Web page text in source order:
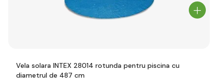
Vela solara INTEX 28014 rotunda pentru piscina cu
diametrul de 487 cm